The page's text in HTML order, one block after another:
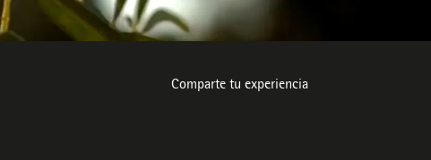
Comparte tu experiencia